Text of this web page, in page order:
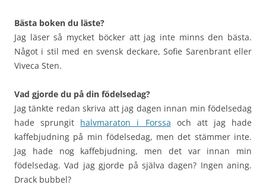
Bästa boken du läste?
Jag läser så mycket böcker att jag inte minns den bästa.
Något i stil med en svensk deckare, Sofie Sarenbrant eller
Viveca Sten.
Vad gjorde du på din födelsedag?
Jag tänkte redan skriva att jag dagen innan min födelsedag
hade sprungit halvmaraton i Forssa och att jag hade
kaffebjudning på min födelsedag, men det stämmer inte.
Jag hade nog kaffebjudning, men det var innan min
födelsedag. Vad jag gjorde på själva dagen? Ingen aning.
Drack bubbel?